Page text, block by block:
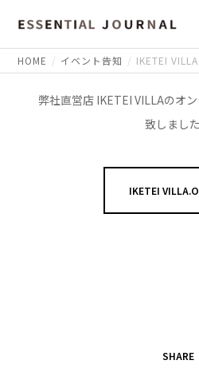
HOME イベント告知 IKETEI
弊社直営店 IKETEI VILLAのオ
致しまし
IKETEI
SHARE